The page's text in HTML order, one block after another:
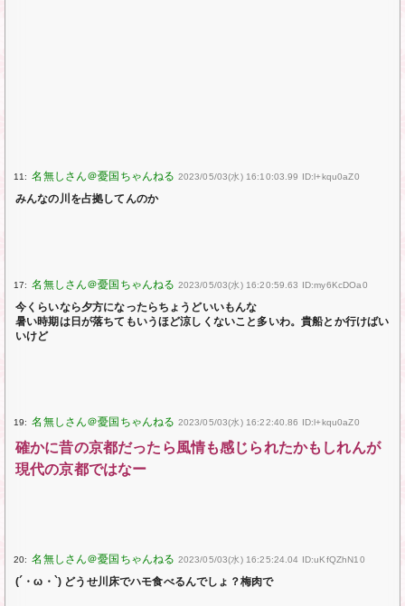
11: 2023/05/03(水) 16:10:03.99 ID:l+kqu0aZ0
みんなの川を占拠してんのか
17: 2023/05/03(水) 16:20:59.63 ID:my6KcDOa0
今くらいなら夕方になったらちょうどいいもんな
暑い時期は日が落ちてもいうほど涼しくないこと多いわ。貴船とか行けばい
いけど
19: 2023/05/03(水) 16:22:40.86 ID:l+kqu0aZ0
確かに昔の京都だったら風情も感じられたかもしれんが
現代の京都ではなー
20: 2023/05/03(水) 16:25:24.04 ID:uKfQZhN10
(´・ω・`) どうせ川床でハモ食べるんでしょ？梅肉で